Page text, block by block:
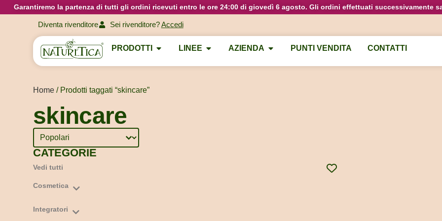
Garantiremo la partenza di tutti gli ordini ricevuti entro le ore 24:00 di giovedì 6 agosto. Gli ordini effettuati successivamente
Diventa rivenditore Sei rivenditore?Accedi
PRODOTTI LINEE AZIENDA PUNTI VENDITA CONTATTI
Home / Prodotti taggati “skincare”
skincare
Ordinamento Prodotti
Sort content
CATEGORIE
Vedi tutti
Cosmetica
Capelli
Integratori